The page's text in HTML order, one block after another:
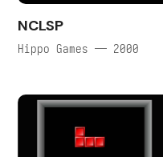
NCLSP
Hippo Games — 2000